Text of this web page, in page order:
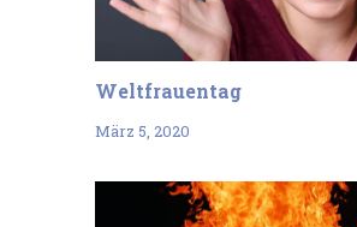
Weltfrauentag
März 5, 2020